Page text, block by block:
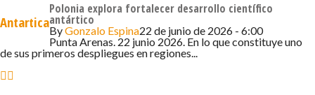
Japón, y, por lo tanto, vamos a estar ya muy pronto
trabajando en conjunto con el gobierno de Japón para
asegurar que las próximas reuniones tanto del Comité de
Antartica
Polonia explora fortalecer desarrollo científico
antártico
ByGonzalo Espina22 de junio de 2026 - 6:00
Punta Arenas. 22 junio 2026. En lo que constituye uno
de sus primeros despliegues en regiones...